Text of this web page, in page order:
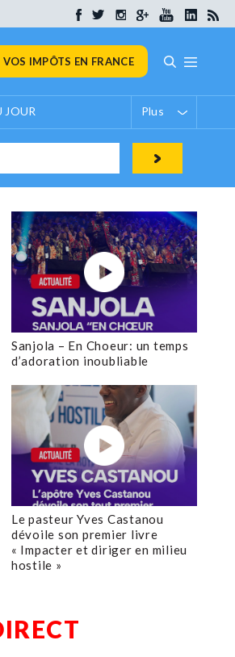
IMPÔTS EN FRANCE
JOUR Plus
Sanjola – En Choeur: un temps
d’adoration inoubliable
Le pasteur Yves Castanou
dévoile son premier livre
« Impacter et diriger en milieu
hostile »